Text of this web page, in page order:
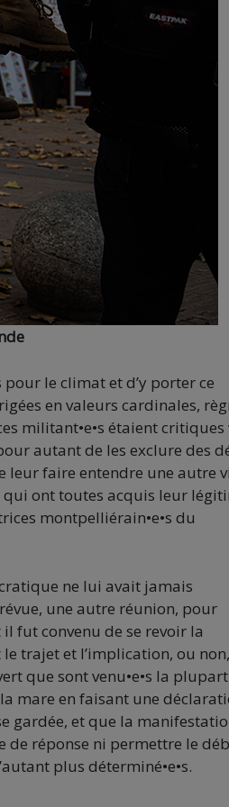
pour le climat et d’y porter ce
en valeurs cardinales,
militant•e•s étaient critiques
autant de les exclure des
leur faire entendre une autre
ont toutes acquis leur
montpelliérain•e•s du
ne lui avait jamais
une autre réunion, pour
fut convenu de se revoir la
trajet et l’implication, ou
que sont venu•e•s la
mare en faisant une
gardée, et que la
de réponse ni permettre le
plus déterminé•e•s.